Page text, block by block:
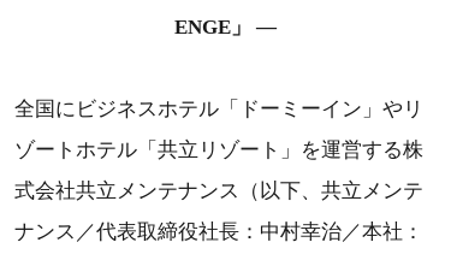
ENGE」 ―
全国にビジネスホテル「ドーミーイン」やリ
ゾートホテル「共立リゾート」を運営する株
式会社共立メンテナンス（以下、共立メンテ
ナンス／代表取締役社長：中村幸治／本社：